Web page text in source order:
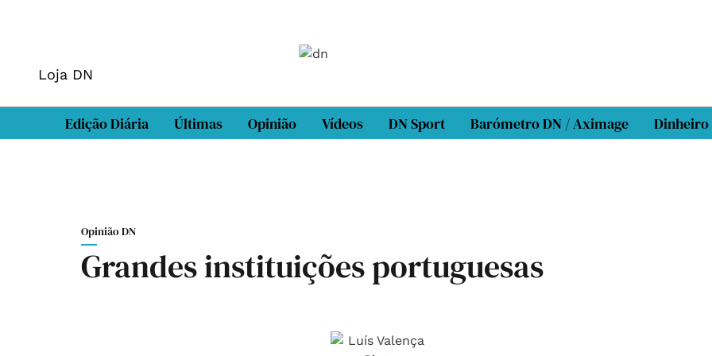
Loja DN
Edição Diária Últimas Opinião Vídeos DN Sport Barómetro DN / Aximage Dinheiro
Opinião DN
Grandes instituições portuguesas